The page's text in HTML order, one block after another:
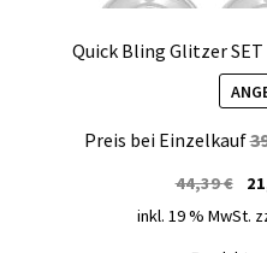
Quick Bling Glitzer SET
Preis bei Einzelkauf
44,39€
inkl. 19 % MwSt.